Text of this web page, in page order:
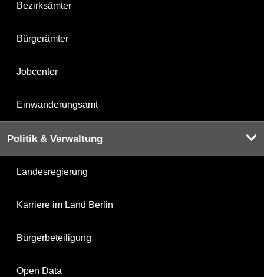
Bezirksämter
Bürgerämter
Jobcenter
Einwanderungsamt
Politik & Verwaltung
Landesregierung
Karriere im Land Berlin
Bürgerbeteiligung
Open Data